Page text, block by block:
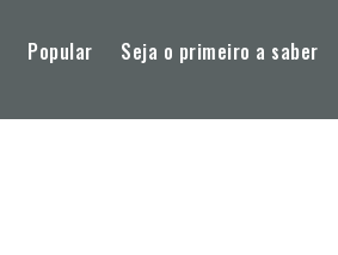
Popular Seja o primeiro a saber